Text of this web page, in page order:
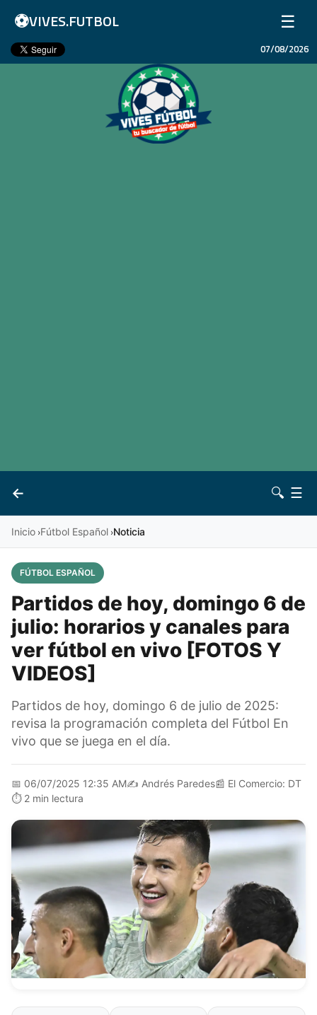
⚽VIVES.FUTBOL ☰
Inicio
07/08/2026
←
Vives 🔍 ☰
Inicio ›Fútbol Español ›Noticia
FÚTBOL ESPAÑOL
Partidos de hoy, domingo 6 de
julio: horarios y canales para
ver fútbol en vivo [FOTOS Y
VIDEOS]
Partidos de hoy, domingo 6 de julio de 2025:
revisa la programación completa del Fútbol En
vivo que se juega en el día.
📅 06/07/2025 12:35 AM✍️ Andrés Paredes📰 El Comercio: DT
⏱️ 2 min lectura